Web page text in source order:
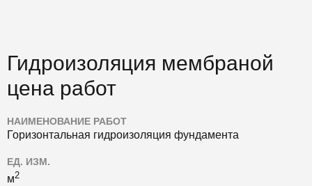
Гидроизоляция мембраной
цена работ
НАИМЕНОВАНИЕ РАБОТ
Горизонтальная гидроизоляция фундамента
ЕД. ИЗМ.
м2